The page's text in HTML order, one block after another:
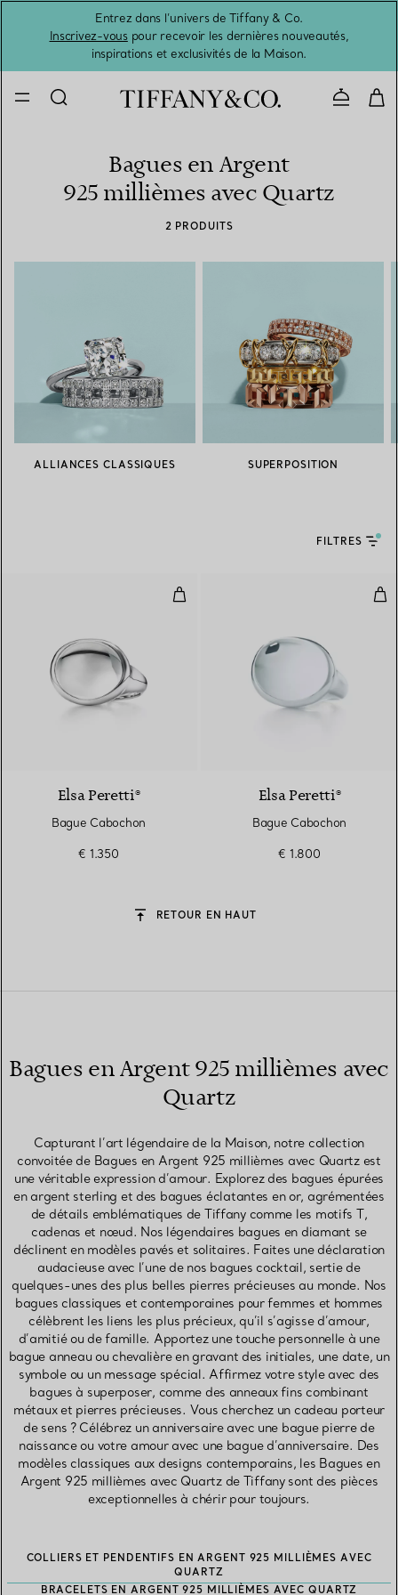
Entrez dans l’univers de Tiffany & Co.
Inscrivez-vouspour recevoir les dernières nouveautés,
inspirations et exclusivités de la Maison.
Bagues en Argent
925 millièmes avec Quartz
2 PRODUITS
ALLIANCES CLASSIQUES SUPERPOSITION
FILTRES
Bague Cabochon
Elsa Peretti®
Bague Cabochon
€ 1.350
Elsa Peretti®
Bague Cabochon
€ 1.800
RETOUR EN HAUT
Bagues en Argent 925 millièmes avec
Quartz
Capturant l’art légendaire de la Maison, notre collection
convoitée de Bagues en Argent 925 millièmes avec Quartz est
une véritable expression d’amour. Explorez des bagues épurées
en argent sterling et des bagues éclatantes en or, agrémentées
de détails emblématiques de Tiffany comme les motifs T,
cadenas et nœud. Nos légendaires bagues en diamant se
déclinent en modèles pavés et solitaires. Faites une déclaration
audacieuse avec l’une de nos bagues cocktail, sertie de
quelques-unes des plus belles pierres précieuses au monde. Nos
bagues classiques et contemporaines pour femmes et hommes
célèbrent les liens les plus précieux, qu’il s’agisse d’amour,
d’amitié ou de famille. Apportez une touche personnelle à une
bague anneau ou chevalière en gravant des initiales, une date, un
symbole ou un message spécial. Affirmez votre style avec des
bagues à superposer, comme des anneaux fins combinant
métaux et pierres précieuses. Vous cherchez un cadeau porteur
de sens ? Célébrez un anniversaire avec une bague pierre de
naissance ou votre amour avec une bague d’anniversaire. Des
modèles classiques aux designs contemporains, les Bagues en
Argent 925 millièmes avec Quartz de Tiffany sont des pièces
exceptionnelles à chérir pour toujours.
COLLIERS ET PENDENTIFS EN ARGENT 925 MILLIÈMES AVEC
QUARTZ
BRACELETS EN ARGENT 925 MILLIÈMES AVEC QUARTZ